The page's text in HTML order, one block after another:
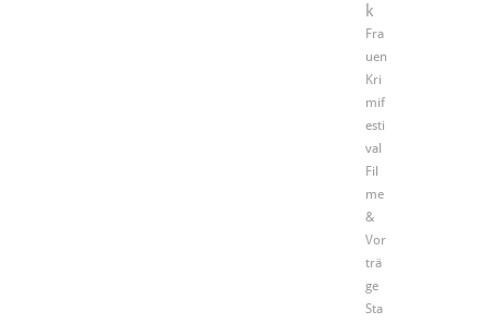
k
Fra
uen
Kri
mif
esti
val
Fil
me
&
Vor
trä
ge
Sta